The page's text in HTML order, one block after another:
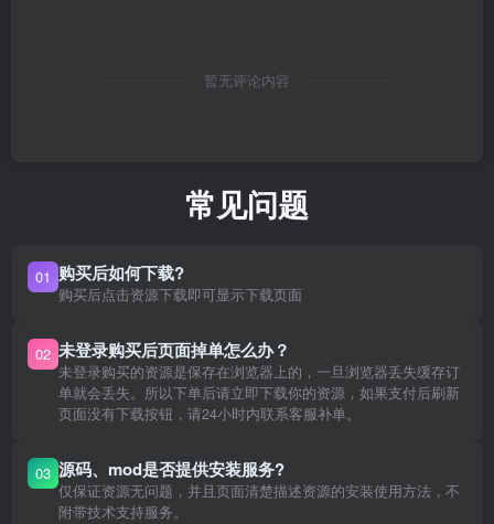
暂无评论内容
常见问题
01 购买后如何下载?
购买后点击资源下载即可显示下载页面
02 未登录购买后页面掉单怎么办？
未登录购买的资源是保存在浏览器上的，一旦浏览器丢失缓存订
单就会丢失。所以下单后请立即下载你的资源，如果支付后刷新
页面没有下载按钮，请24小时内联系客服补单。
03 源码、mod是否提供安装服务?
仅保证资源无问题，并且页面清楚描述资源的安装使用方法，不
附带技术支持服务。